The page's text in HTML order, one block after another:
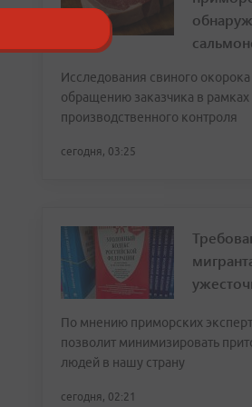
Исследования свиного
обращению заказчика в рамках
производственного контроля
сегодня, 03:25
По мнению приморских
позволит минимизировать
людей в нашу страну
сегодня, 02:21